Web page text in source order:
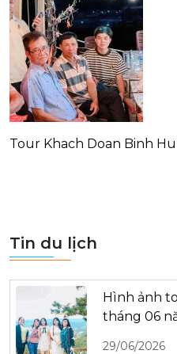
Tour Khach Doan Binh
Tin du lịch
Hình ảnh
tháng 06
29/06/2026